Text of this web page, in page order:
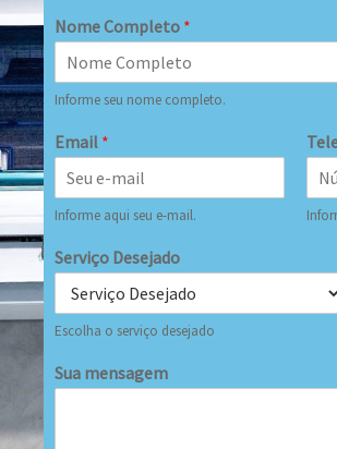
Nome Completo *
Informe seu nome completo.
Email *
Informe aqui seu e-mail.
Serviço Desejado
Escolha o serviço desejado
Sua mensagem